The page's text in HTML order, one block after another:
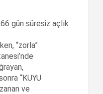
gün süresiz açlık
“zorla”
“KUYU
ve